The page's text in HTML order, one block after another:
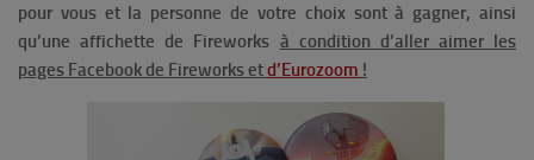
pour vous et la personne de votre choix sont à gagner, ainsi
qu’une affichette de Fireworks à condition d’aller aimer les
pages Facebook de Fireworks etd’Eurozoom !